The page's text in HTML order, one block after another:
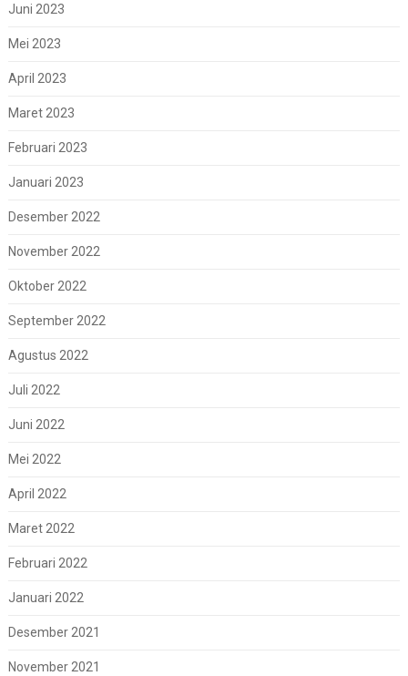
Juni 2023
Mei 2023
April 2023
Maret 2023
Februari 2023
Januari 2023
Desember 2022
November 2022
Oktober 2022
September 2022
Agustus 2022
Juli 2022
Juni 2022
Mei 2022
April 2022
Maret 2022
Februari 2022
Januari 2022
Desember 2021
November 2021